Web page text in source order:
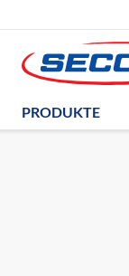
PRODUKTE